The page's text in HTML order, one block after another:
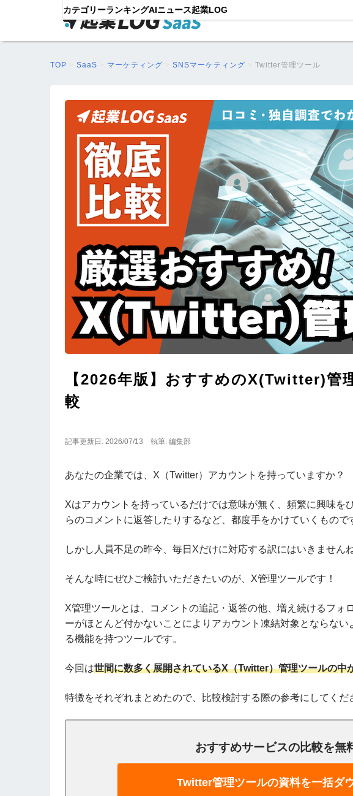
カテゴリーランキングAIニュース起業LOG
TOP SaaS マーケティング SNSマーケティング Twitter管理ツール
【2026年版】おすすめのX(Twitter)管
較
記事更新日: 2026/07/13 執筆: 編集部
あなたの企業では、X（Twitter）アカウントを持っていますか？
Xはアカウントを持っているだけでは意味が無く、頻繁に興味を
らのコメントに返答したりするなど、都度手をかけていくもので
しかし人員不足の昨今、毎日Xだけに対応する訳にはいきませんね
そんな時にぜひご検討いただきたいのが、X管理ツールです！
X管理ツールとは、コメントの追記・返答の他、増え続けるフォ
ーがほとんど付かないことによりアカウント凍結対象とならな
る機能を持つツールです。
今回は世間に数多く展開されているX（Twitter）管理ツールの中
特徴をそれぞれまとめたので、比較検討する際の参考にしてくだ
おすすめサービスの比較を無
Twitter管理ツールの資料を一括ダ